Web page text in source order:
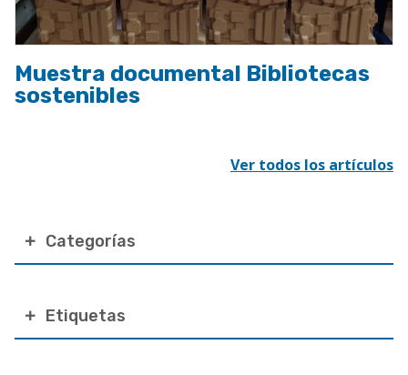
Categorías
Etiquetas
Muestra documental Bibliotecas
sostenibles
Ver todos los artículos